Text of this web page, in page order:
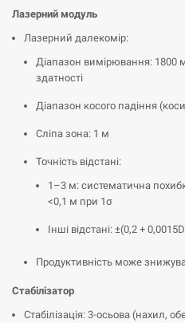
Лазерний модуль
Лазерний далекомір:
Діапазон вимірювання: 1800
здатності
Діапазон косого падіння
Сліпа зона: 1 м
Точність відстані:
1–3 м: систематична
<0,1 м при 1σ
Інші відстані: ±(0,2 +
Продуктивність може
Стабілізатор
Стабілізація: 3-осьова (нахил,